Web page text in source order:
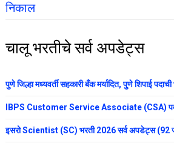
निकाल
चालू भरतीचे सर्व अपडेट्स
पुणे जिल्हा मध्यवर्ती सहकारी बँक मर्यादित, पुणे शिपाई
IBPS Customer Service Associate (CSA)
इसरो Scientist (SC) भरती 2026 सर्व अपडेट्स (92